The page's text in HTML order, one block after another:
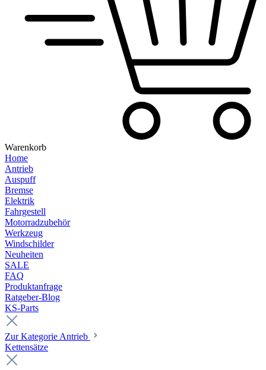
Warenkorb
Home
Antrieb
Auspuff
Bremse
Elektrik
Fahrgestell
Motorradzubehör
Werkzeug
Windschilder
Neuheiten
SALE
FAQ
Produktanfrage
Ratgeber-Blog
KS-Parts
Zur Kategorie Antrieb
Kettensätze